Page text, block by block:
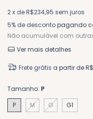
2x deR$234,95 sem juros
5% de descontopagando
Não acumulável com
Ver mais detalhes
Frete grátis a partir de
Tamanho: P
P
M G G1